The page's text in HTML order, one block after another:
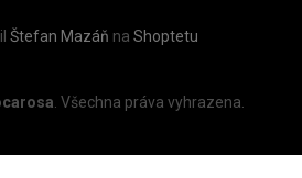
Štefan Mazáň na Shoptetu
. Všechna práva vyhrazena.